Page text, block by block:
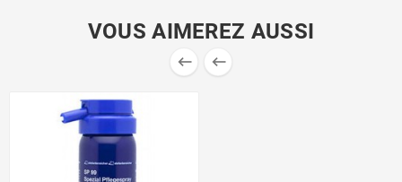
VOUS AIMEREZ AUSSI
 